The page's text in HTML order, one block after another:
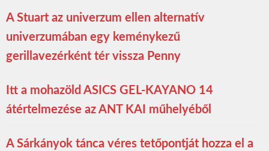
A Stuart az univerzum ellen alternatív
univerzumában egy keménykezű
gerillavezérként tér vissza Penny
Itt a mohazöld ASICS GEL-KAYANO 14
átértelmezése az ANT KAI műhelyéből
A Sárkányok tánca véres tetőpontját hozza el a